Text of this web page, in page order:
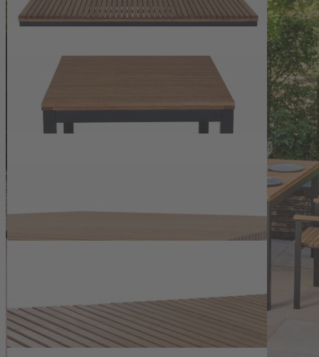
Beschreibung
Robinienholz und Aluminium
Der Eckiger Gartentisch Robinie verbindet heimisches, FSC-
zertifiziertes und geöltes Robinienholz mit einem
pulverbeschichteten Aluminiumgestell in matt Anthrazit. Die 3,5 cm
starke Tischplatte zeigt die charakteristische, lebendige Maserung
der Robinie und bietet mit 160 x 90 cm eine großzügige Fläche für
Mahlzeiten, Spiele oder die Arbeit im Freien. Robinienholz zählt zu
den härtesten europäischen Hölzern, ist sehr stabil und dank
natürlicher Gerbsäure widerstandsfähig gegen pflanzliche und
tierische Schädlinge. Mit einem Gewicht von 28 kg steht der Tisch
sicher, bleibt aber durch das Aluminiumgestell dennoch
Das rostfreie, pulverbeschichtete Gestell sorgt für eine
widerstandsfähige Oberfläche und unterstreicht die klare, moderne
Form des Tisches. Die Höhe von 76 cm ermöglicht eine angenehme
Sitzposition mit gängigen Gartenstühlen. Passend zu dem Tisch sind
eineRollliege, einGartenstuhl mit Armlehnenund eineZweisitzer-